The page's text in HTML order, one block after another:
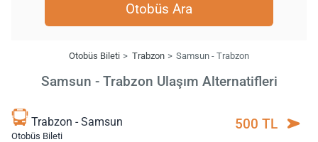
Otobüs Ara
Otobüs Bileti Trabzon Samsun - Trabzon
Samsun - Trabzon Ulaşım Alternatifleri
Trabzon - Samsun
Otobüs Bileti
500 TL